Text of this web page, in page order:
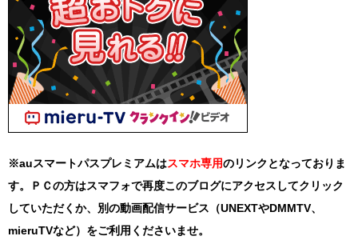
※auスマートパスプレミアムはスマホ専用のリンクとなっておりま
す。ＰＣの方はスマフォで再度このブログにアクセスしてクリック
していただくか、別の動画配信サービス（UNEXTやDMMTV、
mieruTVなど）をご利用くださいませ。